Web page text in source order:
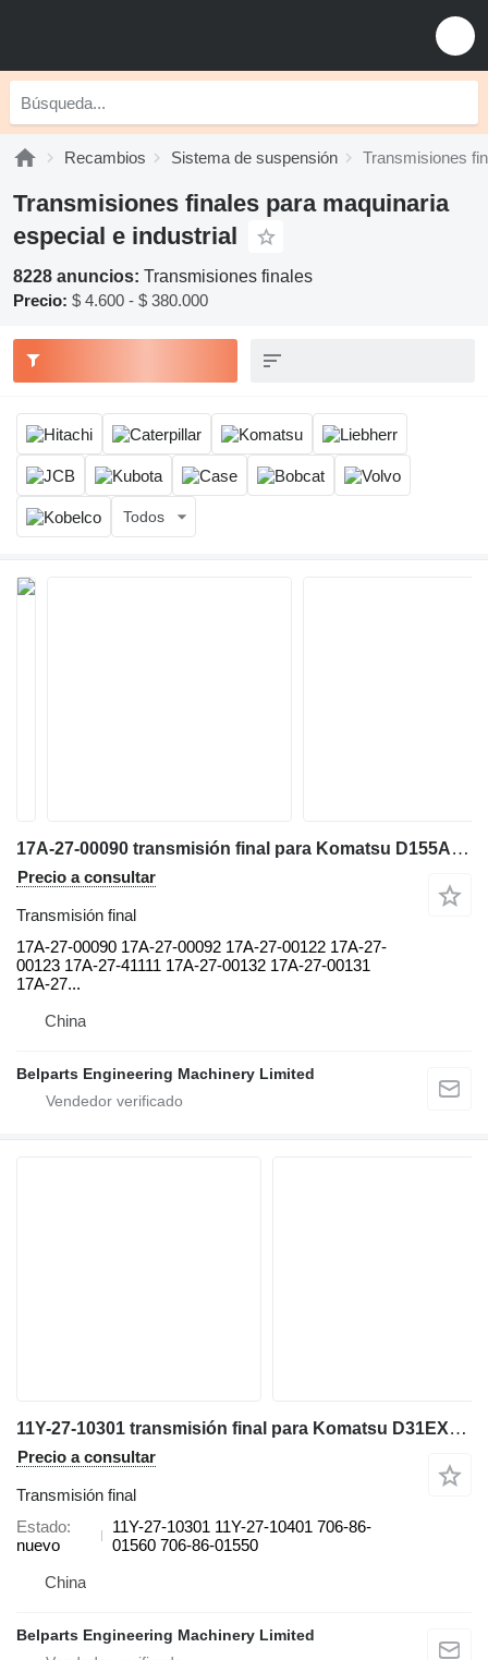
Recambios Sistema de suspensión Transmisiones
Transmisiones finales para maquinaria
especial e industrial
8228 anuncios: Transmisiones finales
Precio: $ 4.600 - $ 380.000
Todos
17A-27-00090 transmisión final para Komatsu D155AX-6 bulldozer
Precio a consultar
Transmisión final
17A-27-00090 17A-27-00092 17A-27-00122 17A-27-
00123 17A-27-41111 17A-27-00132 17A-27-00131
17A-27...
China
Belparts Engineering Machinery Limited
11Y-27-10301 transmisión final para Komatsu D31EX-21 D31PX-21 D37PX-21 D37EX-21 bulldozer
Precio a consultar
Transmisión final
Estado
nuevo
11Y-27-10301 11Y-27-10401 706-86-
01560 706-86-01550
China
Belparts Engineering Machinery Limited